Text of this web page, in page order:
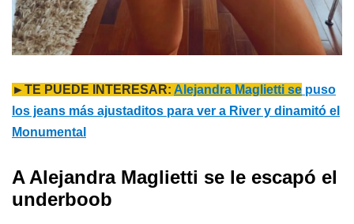
►TE PUEDE INTERESAR: Alejandra Maglietti se puso
los jeans más ajustaditos para ver a River y dinamitó el
Monumental
A Alejandra Maglietti se le escapó el
underboob